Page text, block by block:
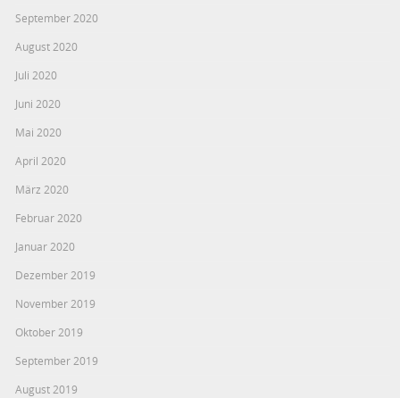
September 2020
August 2020
Juli 2020
Juni 2020
Mai 2020
April 2020
März 2020
Februar 2020
Januar 2020
Dezember 2019
November 2019
Oktober 2019
September 2019
August 2019